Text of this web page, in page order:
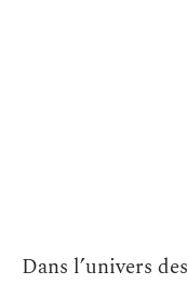
Dans l’univers